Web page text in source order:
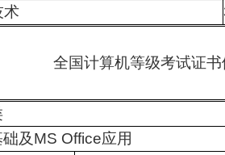
术
全国计算机等级考试证书
及MS Office应用